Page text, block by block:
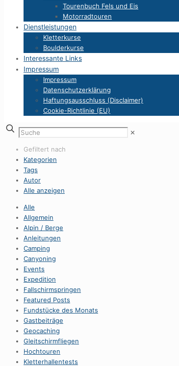
Tourenbuch Fels und Eis
Motorradtouren
Dienstleistungen
Kletterkurse
Boulderkurse
Interessante Links
Impressum
Impressum
Datenschutzerklärung
Haftungsausschluss (Disclaimer)
Cookie-Richtlinie (EU)
✕
Gefiltert nach
Kategorien
Tags
Autor
Alle anzeigen
Alle
Allgemein
Alpin / Berge
Anleitungen
Camping
Canyoning
Events
Expedition
Fallschirmspringen
Featured Posts
Fundstücke des Monats
Gastbeiträge
Geocaching
Gleitschirmfliegen
Hochtouren
Kletterhallentests